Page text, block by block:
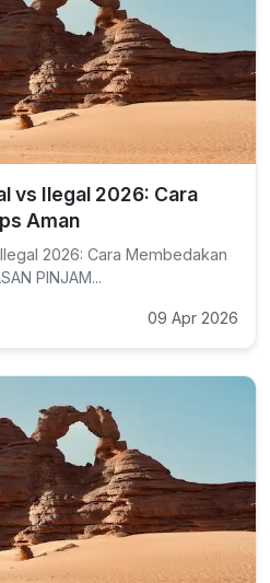
vs Ilegal 2026: Cara
Aman
2026: Cara Membedakan
PINJAM...
09 Apr 2026